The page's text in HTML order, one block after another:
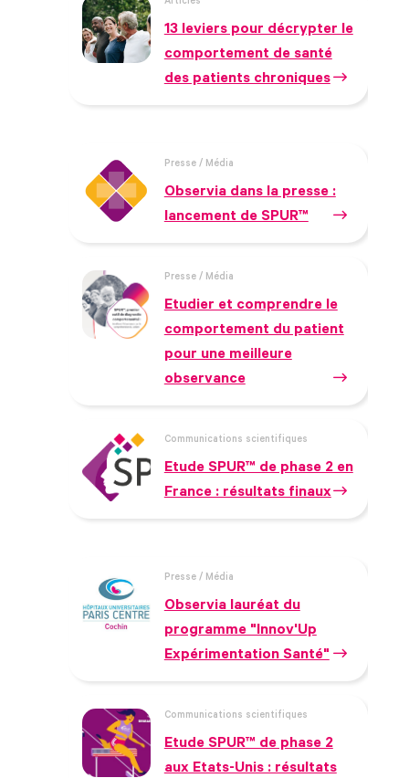
13 leviers pour décrypter le
comportement de santé
des patients chroniques
Presse / Média
Observia dans la presse :
lancement de SPUR™
Presse / Média
Etudier et comprendre le
comportement du patient
pour une meilleure
observance
Communications scientifiques
Etude SPUR™ de phase 2 en
France : résultats finaux
Presse / Média
Observia lauréat du
programme "Innov'Up
Expérimentation Santé"
Communications scientifiques
Etude SPUR™ de phase 2
aux Etats-Unis : résultats